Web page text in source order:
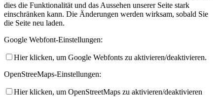
dies die Funktionalität und das Aussehen unserer Seite stark
einschränken kann. Die Änderungen werden wirksam, sobald Sie
die Seite neu laden.
Google Webfont-Einstellungen:
Hier klicken, um Google Webfonts zu aktivieren/deaktivieren.
OpenStreeMaps-Einstellungen:
Hier klicken, um OpenStreetMaps zu aktivieren/deaktivieren